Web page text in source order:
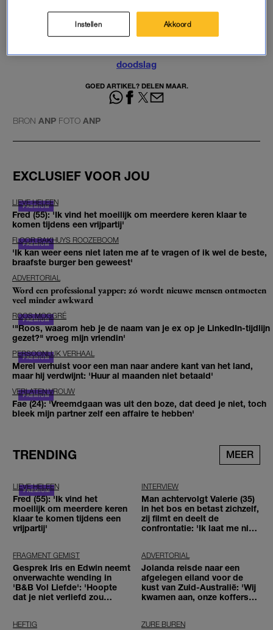
Lees ook
doodslag
GOED ARTIKEL? DELEN MAAR.
BRON ANP FOTO ANP
EXCLUSIEF VOOR JOU
LIEVE HELEEN
Fred (55): 'Ik vind het moeilijk om meerdere keren klaar te
komen tijdens een vrijpartij'
FLOOR BAKHUYS ROOZEBOOM
'Ik kan weer eens niet laten me af te vragen of ik wel de beste,
braafste burger ben geweest'
ADVERTORIAL
Word een professional yapper: zó wordt nieuwe mensen ontmoeten
veel minder awkward
ROOS MOGGRÉ
'"Roos, waarom heb je de naam van je ex op je LinkedIn-tijdlijn
gezet?" vroeg mijn vriendin'
PERSOONLIJK VERHAAL
Merel verhuist voor een man naar andere kant van het land,
maar hij verdwijnt: 'Huur al maanden niet betaald'
VERLATEN VROUW
Fae (24): 'Vreemdgaan was uit den boze, dat deed je niet, toch
bleek mijn partner zelf een affaire te hebben'
TRENDING MEER
LIEVE HELEEN
Fred (55): 'Ik vind het
moeilijk om meerdere keren
klaar te komen tijdens een
vrijpartij'
INTERVIEW
Man achtervolgt Valerie (35)
in het bos en betast zichzelf,
zij filmt en deelt de
confrontatie: 'Ik laat me niet
FRAGMENT GEMIST
Gesprek Iris en Edwin neemt
onverwachte wending in
'B&B Vol Liefde': 'Hoopte
dat je niet verliefd zou
ADVERTORIAL
Jolanda reisde naar een
afgelegen eiland voor de
kust van Zuid-Australië: 'Wij
kwamen aan, onze koffers
HEFTIG ZURE BUREN
Instellen Akkoord